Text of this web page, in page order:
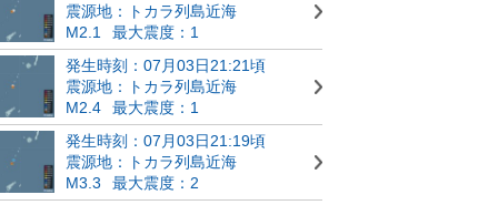
震源地：トカラ列島近海
M2.1
最大震度：1
発生時刻：07月03日21:21頃
震源地：トカラ列島近海
M2.4
最大震度：1
発生時刻：07月03日21:19頃
震源地：トカラ列島近海
M3.3
最大震度：2